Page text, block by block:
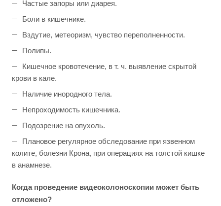
Частые запоры или диарея.
Боли в кишечнике.
Вздутие, метеоризм, чувство переполненности.
Полипы.
Кишечное кровотечение, в т. ч. выявление скрытой
крови в кале.
Наличие инородного тела.
Непроходимость кишечника.
Подозрение на опухоль.
Плановое регулярное обследование при язвенном
колите, болезни Крона, при операциях на толстой кишке
в анамнезе.
Когда проведение видеоколоноскопии может быть
отложено?